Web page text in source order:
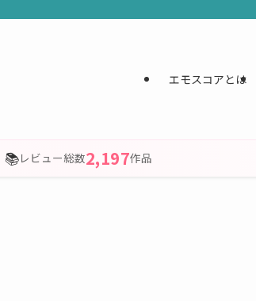
エモスコアとは
📚レビュー総数2,197作品